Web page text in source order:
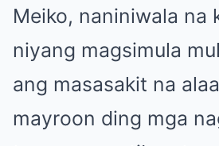
Meiko, naniniwala na
niyang magsimula
ang masasakit na
mayroon ding mga